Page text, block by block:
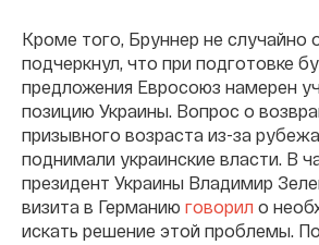
Кроме того, Бруннер не случайно
подчеркнул, что при подготовке
предложения Евросоюз намерен
позицию Украины. Вопрос о
призывного возраста из-за
поднимали украинские власти. В
президент Украины Владимир
визита в Германию говорил о
искать решение этой проблемы.